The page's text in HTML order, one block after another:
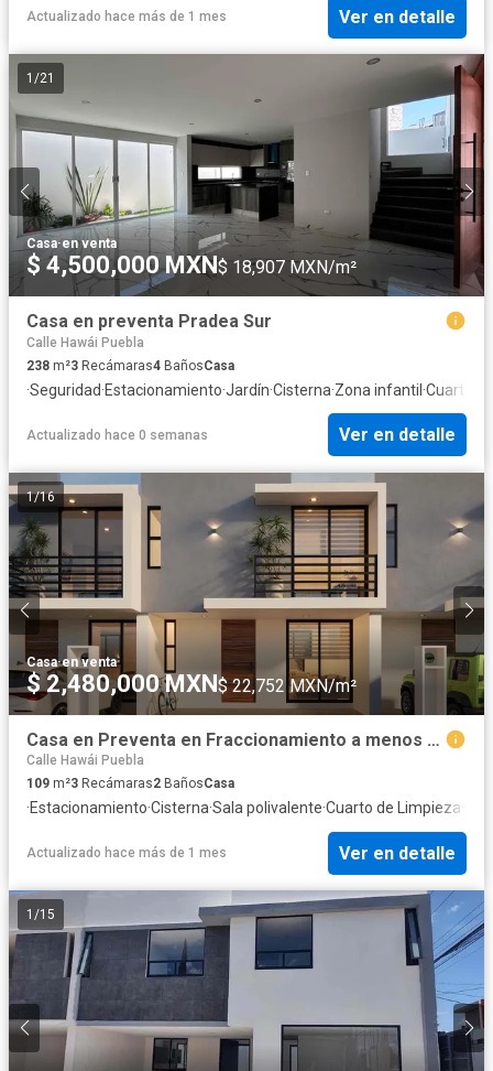
Actualizado hace más de 1 mes Ver en detalle
1 /21
Casa·en venta
$ 4,500,000 MXN$ 18,907 MXN/m²
Casa en preventa Pradea Sur
Calle Hawái Puebla
238 m²3 Recámaras4 BañosCasa
·Seguridad·Estacionamiento·Jardín·Cisterna·Zona infantil ·Cuarto
Actualizado hace 0 semanas Ver en detalle
1/16
Casa·en venta
$ 2,480,000 MXN$ 22,752 MXN/m²
Casa en Preventa en Fraccionamiento a menos de 5 km de BUAP
Calle Hawái Puebla
109 m²3 Recámaras2 BañosCasa
·Estacionamiento·Cisterna·Sala polivalente·Cuarto de Limpieza
Actualizado hace más de 1 mes Ver en detalle
1 /15